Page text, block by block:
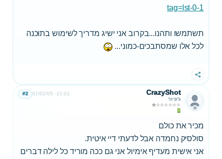
tag=lst-0-1
תשתמשו ותהנו...בקרוב אני ישיג מדריך לשימוש בתוכנה
לכל אלו שמסתבכים-כמוני...
שתף
CrazyShot
ג'וניור
07/02/05 21:01
#2
מכיר את כולם
סולסיק נחמדה אבל לדעתי דיי איטית.
אני אישית מעדיף אימיול אני גם ככה מוריד כל לילה דברים